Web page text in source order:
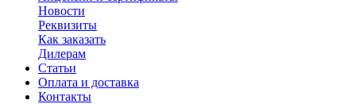
Новости
Реквизиты
Как заказать
Дилерам
Статьи
Оплата и доставка
Контакты